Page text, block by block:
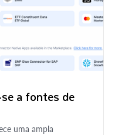
a fontes de
uma ampla